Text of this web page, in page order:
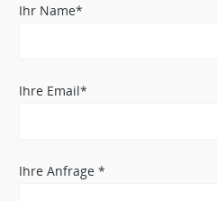
Ihr Name*
Ihre Email*
Ihre Anfrage *